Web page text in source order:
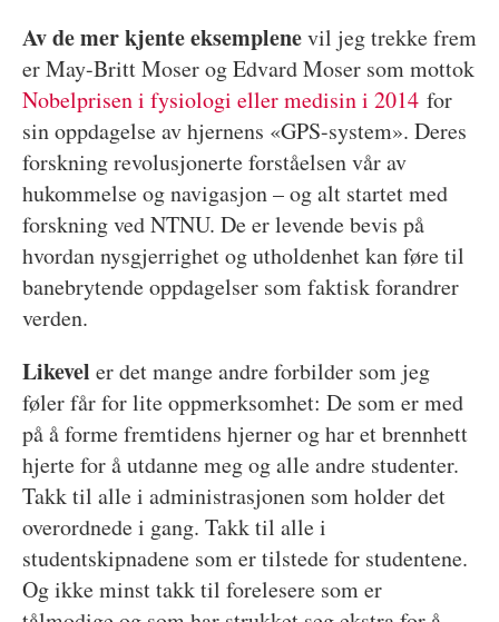
Av de mer kjente eksemplenevil jeg trekke frem
er May-Britt Moser og Edvard Moser som mottok
Nobelprisen i fysiologi eller medisin i 2014for
sin oppdagelse av hjernens «GPS-system». Deres
forskning revolusjonerte forståelsen vår av
hukommelse og navigasjon – og alt startet med
forskning ved NTNU. De er levende bevis på
hvordan nysgjerrighet og utholdenhet kan føre til
banebrytende oppdagelser som faktisk forandrer
verden.
Likevel er det mange andre forbilder som jeg
føler får for lite oppmerksomhet: De som er med
på å forme fremtidens hjerner og har et brennhett
hjerte for å utdanne meg og alle andre studenter.
Takk til alle i administrasjonen som holder det
overordnede i gang. Takk til alle i
studentskipnadene som er tilstede for studentene.
Og ikke minst takk til forelesere som er